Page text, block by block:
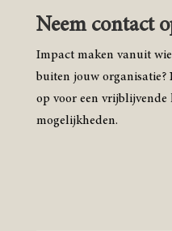
Neem contact
Impact maken vanuit
buiten jouw organisatie?
op voor een vrijblijvende
mogelijkheden.